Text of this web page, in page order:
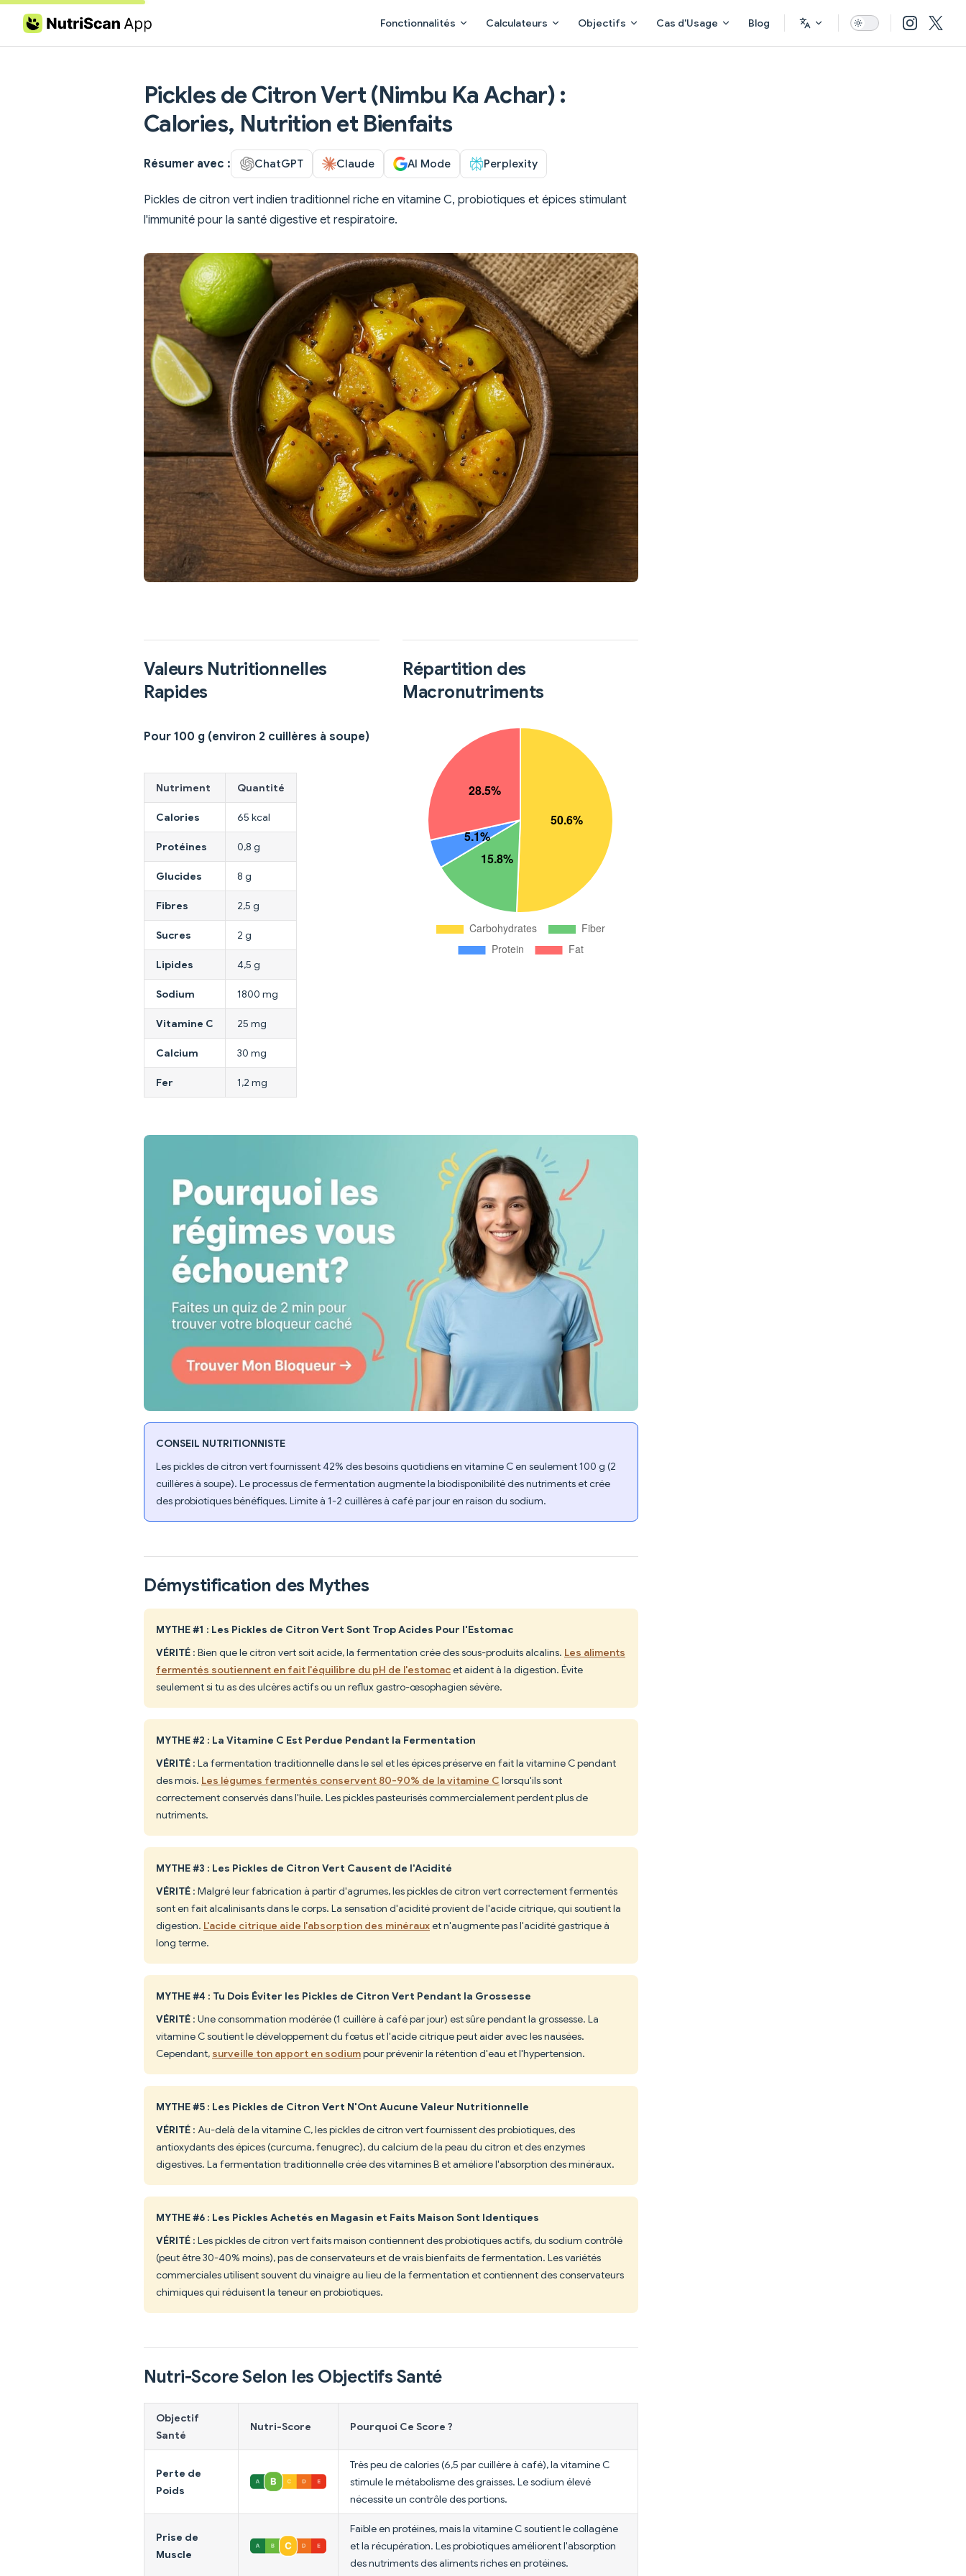
Skip to content Fonctionnalités Calculateurs Objectifs Cas d'Usage Blog
Pickles de Citron Vert (Nimbu Ka Achar) :
Calories, Nutrition et Bienfaits
Résumer avec : ChatGPT Claude AI Mode Perplexity
Pickles de citron vert indien traditionnel riche en vitamine C, probiotiques et épices stimulant
l'immunité pour la santé digestive et respiratoire.
Valeurs Nutritionnelles
Rapides
Pour 100 g (environ 2 cuillères à soupe)
Nutriment Quantité
Calories 65 kcal
Protéines 0,8 g
Glucides 8 g
Fibres 2,5 g
Sucres 2 g
Lipides 4,5 g
Sodium 1800 mg
Vitamine C 25 mg
Calcium 30 mg
Fer 1,2 mg
Répartition des
Macronutriments
CONSEIL NUTRITIONNISTE
Les pickles de citron vert fournissent 42% des besoins quotidiens en vitamine C en seulement 100 g (2
cuillères à soupe). Le processus de fermentation augmente la biodisponibilité des nutriments et crée
des probiotiques bénéfiques. Limite à 1-2 cuillères à café par jour en raison du sodium.
Démystification des Mythes
MYTHE #1 : Les Pickles de Citron Vert Sont Trop Acides Pour l'Estomac
VÉRITÉ : Bien que le citron vert soit acide, la fermentation crée des sous-produits alcalins. Les aliments
fermentés soutiennent en fait l'équilibre du pH de l'estomacet aident à la digestion. Évite
seulement si tu as des ulcères actifs ou un reflux gastro-œsophagien sévère.
MYTHE #2 : La Vitamine C Est Perdue Pendant la Fermentation
VÉRITÉ : La fermentation traditionnelle dans le sel et les épices préserve en fait la vitamine C pendant
des mois. Les légumes fermentés conservent 80-90% de la vitamine C lorsqu'ils sont
correctement conservés dans l'huile. Les pickles pasteurisés commercialement perdent plus de
nutriments.
MYTHE #3 : Les Pickles de Citron Vert Causent de l'Acidité
VÉRITÉ : Malgré leur fabrication à partir d'agrumes, les pickles de citron vert correctement fermentés
sont en fait alcalinisants dans le corps. La sensation d'acidité provient de l'acide citrique, qui soutient la
digestion. L'acide citrique aide l'absorption des minérauxet n'augmente pas l'acidité gastrique à
long terme.
MYTHE #4 : Tu Dois Éviter les Pickles de Citron Vert Pendant la Grossesse
VÉRITÉ : Une consommation modérée (1 cuillère à café par jour) est sûre pendant la grossesse. La
vitamine C soutient le développement du fœtus et l'acide citrique peut aider avec les nausées.
Cependant, surveille ton apport en sodiumpour prévenir la rétention d'eau et l'hypertension.
MYTHE #5 : Les Pickles de Citron Vert N'Ont Aucune Valeur Nutritionnelle
VÉRITÉ : Au-delà de la vitamine C, les pickles de citron vert fournissent des probiotiques, des
antioxydants des épices (curcuma, fenugrec), du calcium de la peau du citron et des enzymes
digestives. La fermentation traditionnelle crée des vitamines B et améliore l'absorption des minéraux.
MYTHE #6 : Les Pickles Achetés en Magasin et Faits Maison Sont Identiques
VÉRITÉ : Les pickles de citron vert faits maison contiennent des probiotiques actifs, du sodium contrôlé
(peut être 30-40% moins), pas de conservateurs et de vrais bienfaits de fermentation. Les variétés
commerciales utilisent souvent du vinaigre au lieu de la fermentation et contiennent des conservateurs
chimiques qui réduisent la teneur en probiotiques.
Nutri-Score Selon les Objectifs Santé
Objectif
Santé
Nutri-Score Pourquoi Ce Score ?
Perte de
Poids
Très peu de calories (6,5 par cuillère à café), la vitamine C
stimule le métabolisme des graisses. Le sodium élevé
nécessite un contrôle des portions.
Prise de
Muscle
Faible en protéines, mais la vitamine C soutient le collagène
et la récupération. Les probiotiques améliorent l'absorption
des nutriments des aliments riches en protéines.